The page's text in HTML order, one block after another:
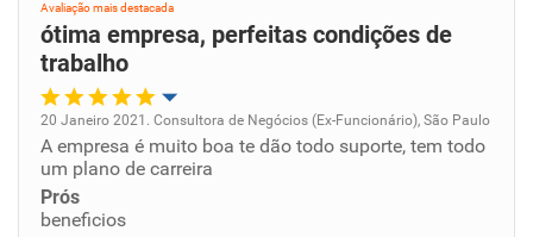
Avaliação mais destacada
ótima empresa, perfeitas condições de
trabalho
Oportunidade de promoção
Ambiente de trabalho
20 Janeiro 2021. Consultora de Negócios (Ex-Funcionário), São Paulo
A empresa é muito boa te dão todo suporte, tem todo
um plano de carreira
Prós
beneficios